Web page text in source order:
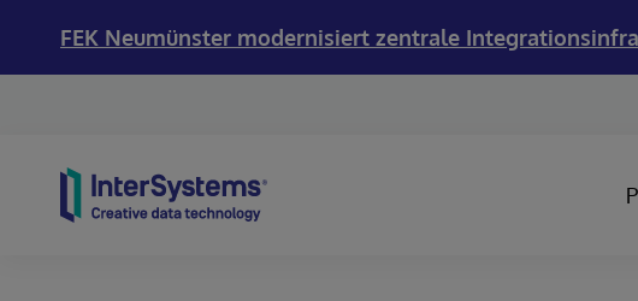
FEK Neumünster modernisiert zentrale